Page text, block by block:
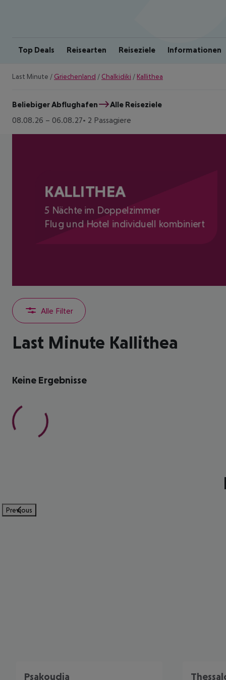
Top Deals Reisearten Reiseziele Informationen
Last Minute / Griechenland / Chalkidiki / Kallithea
Beliebiger Abflughafen
Alle Reiseziele
08.08.26 – 06.08.27 2 Passagiere
KALLITHEA
5 Nächte im Doppelzimmer
Flug und Hotel individuell kombiniert
Alle Filter
Last Minute Kallithea
Keine Ergebnisse
Previous
Psakoudia